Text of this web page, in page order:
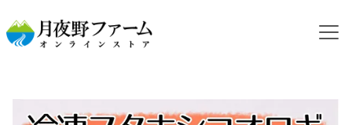
NEW【冷凍餌】フタホシコオロギ 3令 5ｇ